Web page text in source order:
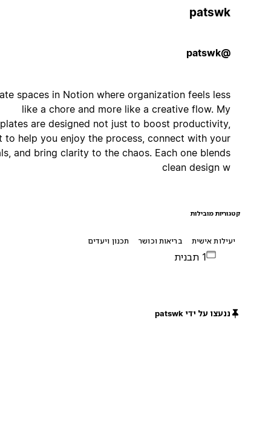
patswk
I create spaces in Notion where organization feels less
like a chore and more like a creative flow. My
templates are designed not just to boost productivity,
but to help you enjoy the process, connect with your
goals, and bring clarity to the chaos. Each one blends
clean design w
קטגוריות מובילות
יעילות אישית בריאות וכושר תכנון ויעדים
ננעצו על ידי patswk